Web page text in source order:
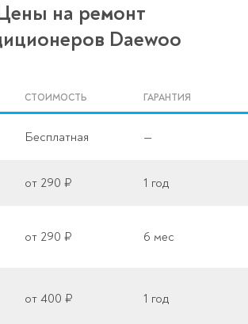
на ремонт
Daewoo
СТОИМОСТЬ ГАРАНТИЯ
Бесплатная —
от 290 ₽ 1 год
от 290 ₽ 6 мес
от 400 ₽ 1 год